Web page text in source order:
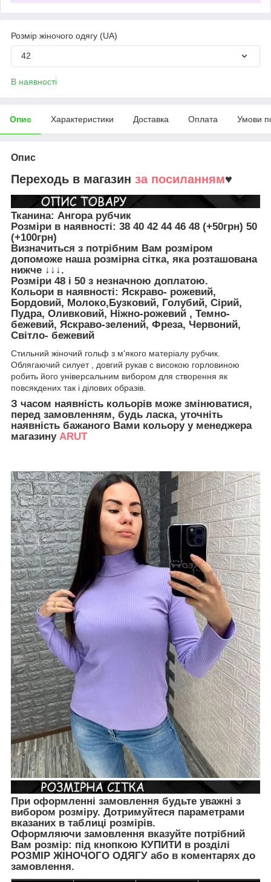
Розмір жіночого одягу (UA)
42
В наявності
Опис Характеристики Доставка Оплата Умови
Опис
Переходь в магазин за посиланням♥
Тканина: Ангора рубчик
Розміри в наявності: 38 40 42 44 46 48 (+50грн) 50
(+100грн)
Визначиться з потрібним Вам розміром
допоможе наша розмірна сітка, яка розташована
нижче ↓↓↓.
Розміри 48 і 50 з незначною доплатою.
Кольори в наявності: Яскраво- рожевий,
Бордовий, Молоко,Бузковий, Голубий, Сірий,
Пудра, Оливковий, Ніжно-рожевий , Темно-
бежевий, Яскраво-зелений, Фреза, Червоний,
Світло- бежевий
Стильний жіночий гольф з м'якого матеріалу рубчик.
Облягаючий силует , довгий рукав с високою горловиною
робить його універсальним вибором для створення як
повсякдених так і ділових образів.
З часом наявність кольорів може змінюватися,
перед замовленням, будь ласка, уточніть
наявність бажаного Вами кольору у менеджера
магазину ARUT
При оформленні замовлення будьте уважні з
вибором розміру. Дотримуйтеся параметрами
вказаних в таблиці розмірів.
Оформляючи замовлення вказуйте потрібний
Вам розмір: під кнопкою КУПИТИ в розділі
РОЗМІР ЖІНОЧОГО ОДЯГУ або в коментарях до
замовлення.